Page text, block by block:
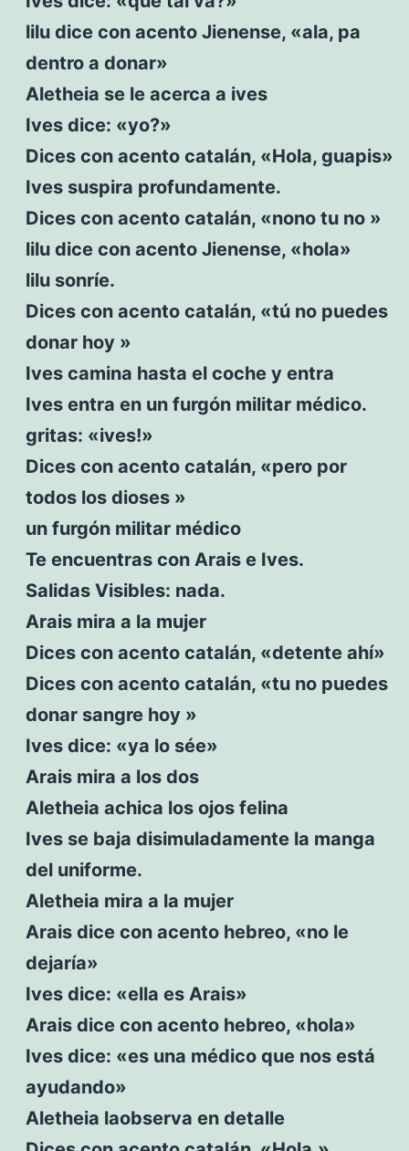
lilu dice con acento Jienense, «ala, pa
dentro a donar»
Aletheia se le acerca a ives
Ives dice: «yo?»
Dices con acento catalán, «Hola, guapis»
Ives suspira profundamente.
Dices con acento catalán, «nono tu no »
lilu dice con acento Jienense, «hola»
lilu sonríe.
Dices con acento catalán, «tú no puedes
donar hoy »
Ives camina hasta el coche y entra
Ives entra en un furgón militar médico.
gritas: «ives!»
Dices con acento catalán, «pero por
todos los dioses »
un furgón militar médico
Te encuentras con Arais e Ives.
Salidas Visibles: nada.
Arais mira a la mujer
Dices con acento catalán, «detente ahí»
Dices con acento catalán, «tu no puedes
donar sangre hoy »
Ives dice: «ya lo sée»
Arais mira a los dos
Aletheia achica los ojos felina
Ives se baja disimuladamente la manga
del uniforme.
Aletheia mira a la mujer
Arais dice con acento hebreo, «no le
dejaría»
Ives dice: «ella es Arais»
Arais dice con acento hebreo, «hola»
Ives dice: «es una médico que nos está
ayudando»
Aletheia laobserva en detalle